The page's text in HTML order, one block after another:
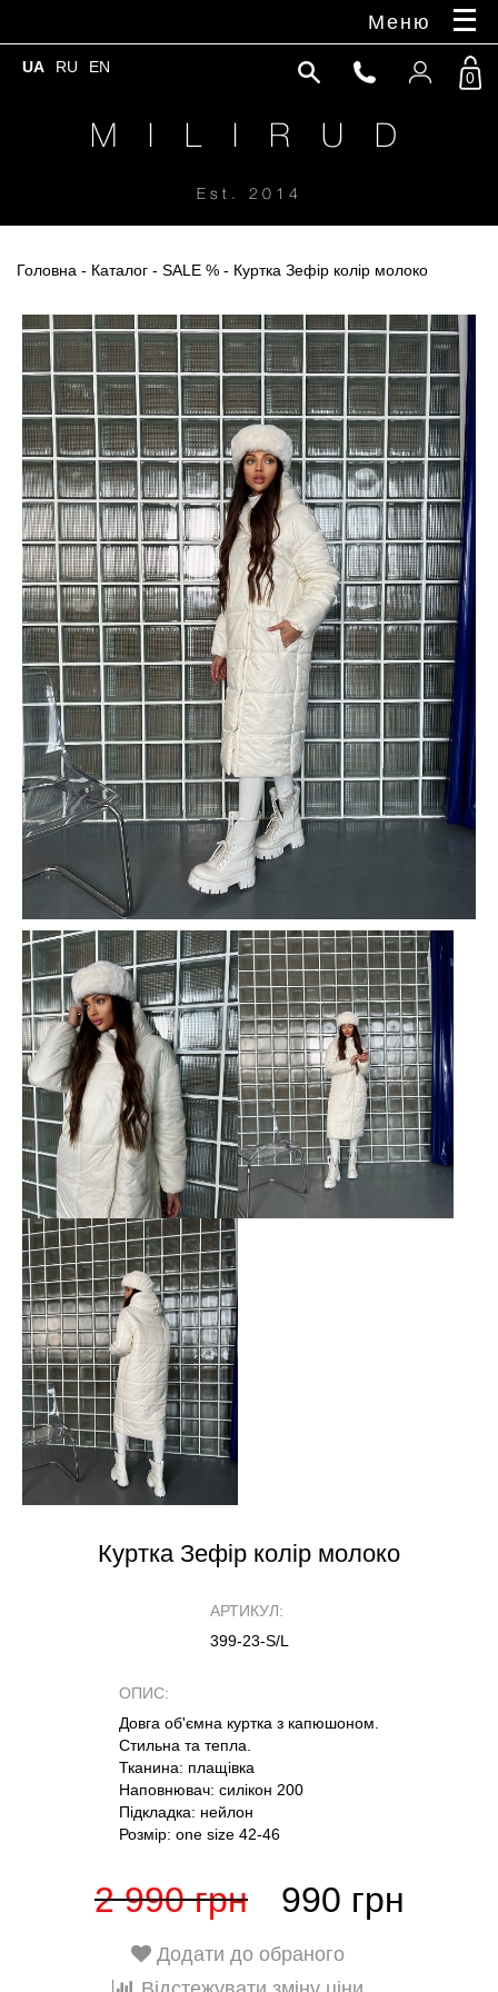
Меню
UA RU EN
M I L I R U D
Est. 2014
0
Головна - Каталог - SALE % - Куртка Зефір колір молоко
Куртка Зефір колір молоко
АРТИКУЛ:
399-23-S/L
ОПИС:
Довга об'ємна куртка з капюшоном.
Стильна та тепла.
Тканина: плащівка
Наповнювач: силікон 200
Підкладка: нейлон
Розмір: one size 42-46
2 990 грн 990 грн
Додати до обраного